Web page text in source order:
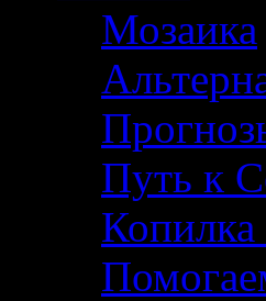
Мозаика
Путь к
Копилка